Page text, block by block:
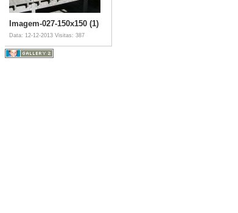
Imagem-027-150x150 (1)
Data: 12-12-2013 Visitas: 387